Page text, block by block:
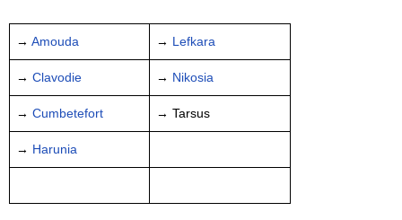
→ Amouda → Lefkara
→ Clavodie → Nikosia
→ Cumbetefort → Tarsus
→ Harunia